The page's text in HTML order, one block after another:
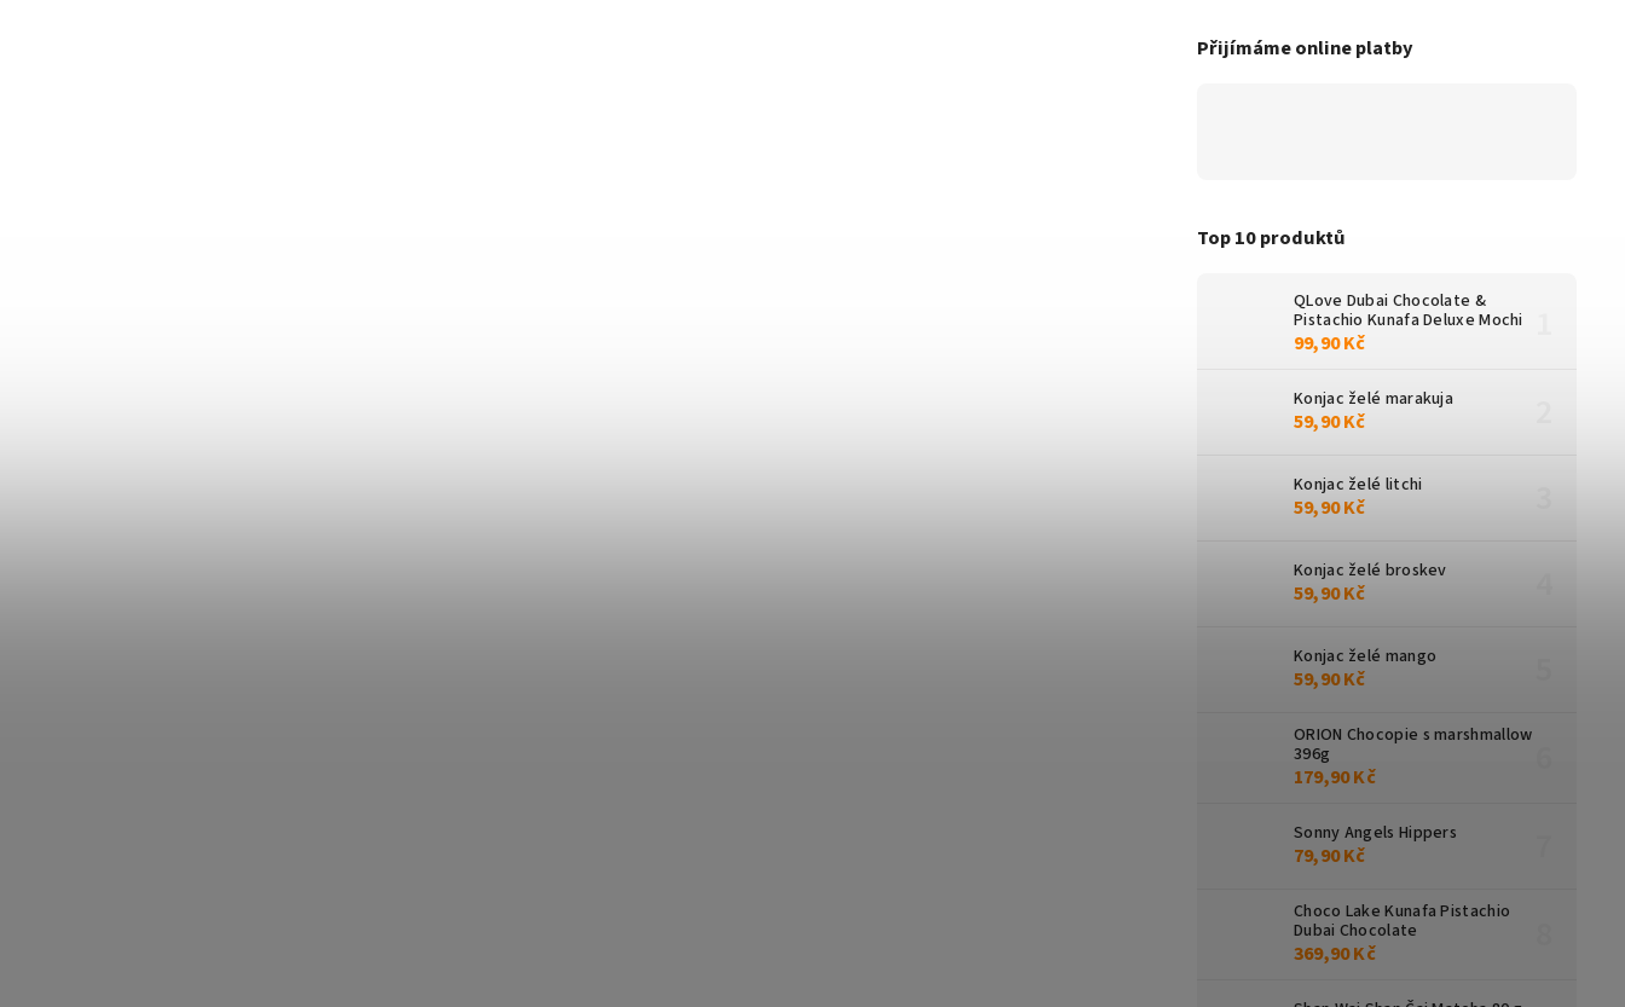
Přijímáme online platby
Top 10 produktů
QLove Dubai Chocolate &
Pistachio Kunafa Deluxe Mochi
99,90 Kč
Konjac želé marakuja
59,90 Kč
Konjac želé litchi
59,90 Kč
Konjac želé broskev
59,90 Kč
Konjac želé mango
59,90 Kč
ORION Chocopie s marshmallow
396g
179,90 Kč
Sonny Angels Hippers
79,90 Kč
Choco Lake Kunafa Pistachio
Dubai Chocolate
369,90 Kč